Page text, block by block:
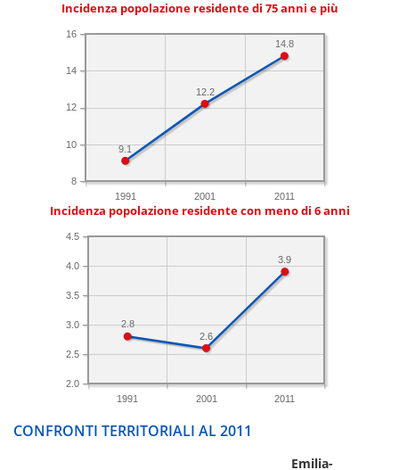
Incidenza popolazione residente di 75 anni e più
1991 2001 2011
8
10
12
14
16
14.8
12.2
9.1
Incidenza popolazione residente con meno di 6 anni
1991 2001 2011
2.0
2.5
3.0
3.5
4.0
4.5
3.9
2.6
2.8
CONFRONTI TERRITORIALI AL 2011
Emilia-